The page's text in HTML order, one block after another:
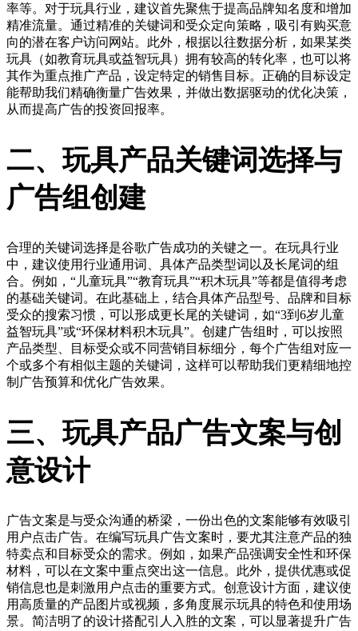
率等。对于玩具行业，建议首先聚焦于提高品牌知名度和增加
精准流量。通过精准的关键词和受众定向策略，吸引有购买意
向的潜在客户访问网站。此外，根据以往数据分析，如果某类
玩具（如教育玩具或益智玩具）拥有较高的转化率，也可以将
其作为重点推广产品，设定特定的销售目标。正确的目标设定
能帮助我们精确衡量广告效果，并做出数据驱动的优化决策，
从而提高广告的投资回报率。
二、玩具产品关键词选择与
广告组创建
合理的关键词选择是谷歌广告成功的关键之一。在玩具行业
中，建议使用行业通用词、具体产品类型词以及长尾词的组
合。例如，“儿童玩具”“教育玩具”“积木玩具”等都是值得考虑
的基础关键词。在此基础上，结合具体产品型号、品牌和目标
受众的搜索习惯，可以形成更长尾的关键词，如“3到6岁儿童
益智玩具”或“环保材料积木玩具”。创建广告组时，可以按照
产品类型、目标受众或不同营销目标细分，每个广告组对应一
个或多个有相似主题的关键词，这样可以帮助我们更精细地控
制广告预算和优化广告效果。
三、玩具产品广告文案与创
意设计
广告文案是与受众沟通的桥梁，一份出色的文案能够有效吸引
用户点击广告。在编写玩具广告文案时，要尤其注意产品的独
特卖点和目标受众的需求。例如，如果产品强调安全性和环保
材料，可以在文案中重点突出这一信息。此外，提供优惠或促
销信息也是刺激用户点击的重要方式。创意设计方面，建议使
用高质量的产品图片或视频，多角度展示玩具的特色和使用场
景。简洁明了的设计搭配引人入胜的文案，可以显著提升广告